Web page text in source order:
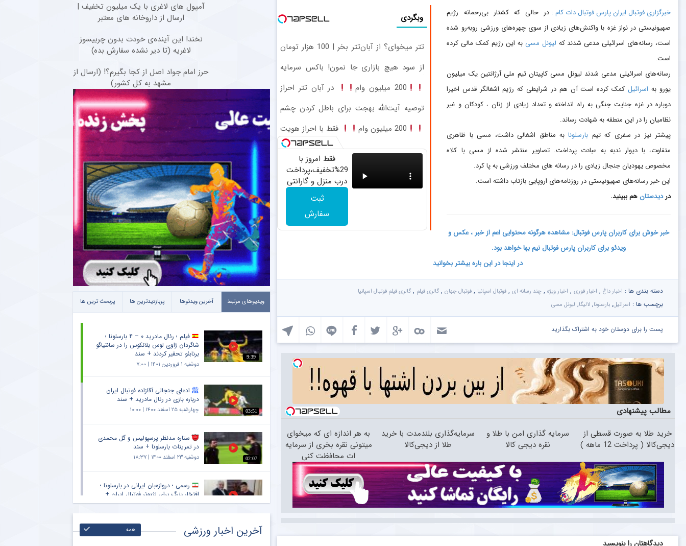
وبگردی
تتر میخوای؟ از آبان‌تتر بخر | 100 هزار تومان
از سود هیچ بازاری جا نمون! باکس سرمایه
200 میلیون وام
در آبان تتر احراز
توصیه آیت‌الله بهجت برای باطل کردن چشم
200 میلیون وام فقط با احراز هویت
فقط امروز با
29%تخفیف،پرداخت
درب منزل و گارانتی
وات بخر
ثبت
سفارش
خبرگزاری فوتبال ایران پارس فوتبال دات کام : در حالی که کشتار بی‌رحمانه رژیم
صهیونیستی در نواز غزه با واکنش‌های زیادی از سوی چهره‌های ورزشی روبه‌رو شده
است، رسانه‌های اسرائیلی مدعی شدند که لیونل مسی به این رژیم کمک مالی کرده
است.
رسانه‌های اسرائیلی مدعی شدند لیونل مسی کاپیتان تیم ملی آرژانتین یک میلیون
یورو به اسرائیل کمک کرده است آن هم در شرایطی که رژیم اشغالگر قدس اخیرا
دوباره در غزه جنایت جنگی به راه انداخته و تعداد زیادی از زنان ، کودکان و غیر
نظامیان را در این منطقه به شهادت رساند.
پیشتر نیز در سفری که تیم بارسلونابه مناطق اشغالی داشت، مسی با ظاهری
متفاوت، با دیوار ندبه به عبادت پرداخت. تصاویر منتشر شده از مسی با کلاه
مخصوص یهودیان جنجال زیادی را در رسانه های مختلف ورزشی به پا کرد.
این خبر رسانه‌های صهیونیستی در روزنامه‌های اروپایی بازتاب داشته است.
دردیدستان هم ببینید.
خبر خوش برای کاربران پارس فوتبال: مشاهده هرگونه محتوایی اعم از خبر ، عکس و
ویدئو برای کاربران پارس فوتبال نیم بها خواهد بود.
در اینجا در این باره بیشتر بخوانید
دسته بندی ها : اخبار داغ , اخبار فوری , اخبار ویژه , چند رسانه ای , فوتبال اسپانیا , فوتبال جهان , گالری فیلم , گالری فیلم فوتبال اسپانیا
برچسب ها : اسرائیل, بارسلونا, لالیگا, لیونل مسی
پست را برای دوستان خود به اشتراک بگذارید
مطالب پیشنهادی
خرید طلا به صورت قسطی از
دیجی‌کالا ( پرداخت 12 ماهه )
سرمایه گذاری امن با طلا و
نقره دیجی کالا
سرمایه‌گذاری بلندمدت با خرید
طلا از دیجی‌کالا
به هر اندازه ای که میخوای
میتونی نقره بخری از سرمایه
ات محافظت کنی
دیدگاهتان را بنویسید
آمپول های لاغری با یک میلیون تخفیف |
ارسال از داروخانه های معتبر
نخند! این آینده‌ی خودت بدون چربیسوز
لاغریه (تا دیر نشده سفارش بده)
حرز امام جواد اصل از کجا بگیرم؟! (ارسال از
مشهد به کل کشور)
ویدیوهای مرتبط آخرین ویدئوها پربازدیدترین ها پربحث ترین ها
9:39
فیلم ؛ رئال مادرید ۰ – ۴ بارسلونا ؛
شاگردان ژاوی لوس بلانکوس را در سانتیاگو
برنابئو تحقیر کردند + سند
دوشنبه ۱ فروردین ۱۴۰۱ | ۷:۰۰
03:51
ادعای جنجالی آقازاده فوتبال ایران
درباره بازی در رئال مادرید + سند
چهارشنبه ۲۵ اسفند ۱۴۰۰ | ۱۰:۰۰
02:07
ستاره مدنظر پرسپولیس و گل محمدی
در تمرینات بارسلونا + سند
دوشنبه ۲۳ اسفند ۱۴۰۰ | ۱۸:۳۷
رسمی ؛ دروازه‌بان ایرانی در بارسلونا ؛
افتخار بزرگ برای لژیونر فوتبال ایران +
سند
سنگ‌ تمام ستاره بارسلونا برای نابغه
آخرین اخبار ورزشی همه